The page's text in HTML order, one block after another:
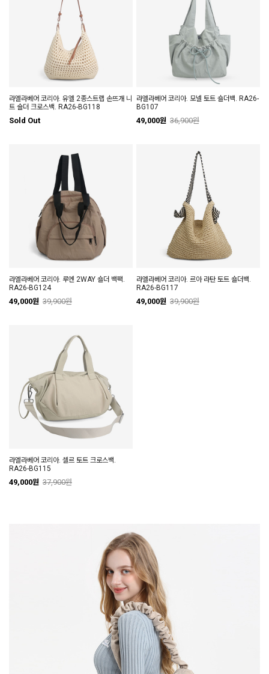
라엘라베어 코리아. 유엘 2종스트랩 손뜨개 니
트 숄더 크로스백. RA26-BG118
Sold Out
라엘라베어 코리아. 모넬 토트 숄더백. RA26-
BG107
49,000원 36,900원
라엘라베어 코리아. 루엔 2WAY 숄더 백팩.
RA26-BG124
49,000원 39,900원
라엘라베어 코리아. 르아 라탄 토트 숄더백.
RA26-BG117
49,000원 39,900원
라엘라베어 코리아. 셀르 토트 크로스백.
RA26-BG115
49,000원 37,900원